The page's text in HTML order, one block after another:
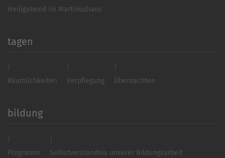
Heiligabend im Martinushaus
tagen
Räumlichkeiten Verpflegung Übernachten
bildung
Programm Selbstverständnis unserer Bildungsarbeit